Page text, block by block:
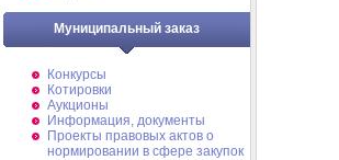
Муниципальный заказ
Конкурсы
Котировки
Аукционы
Информация, документы
Проекты правовых актов о
нормировании в сфере закупок